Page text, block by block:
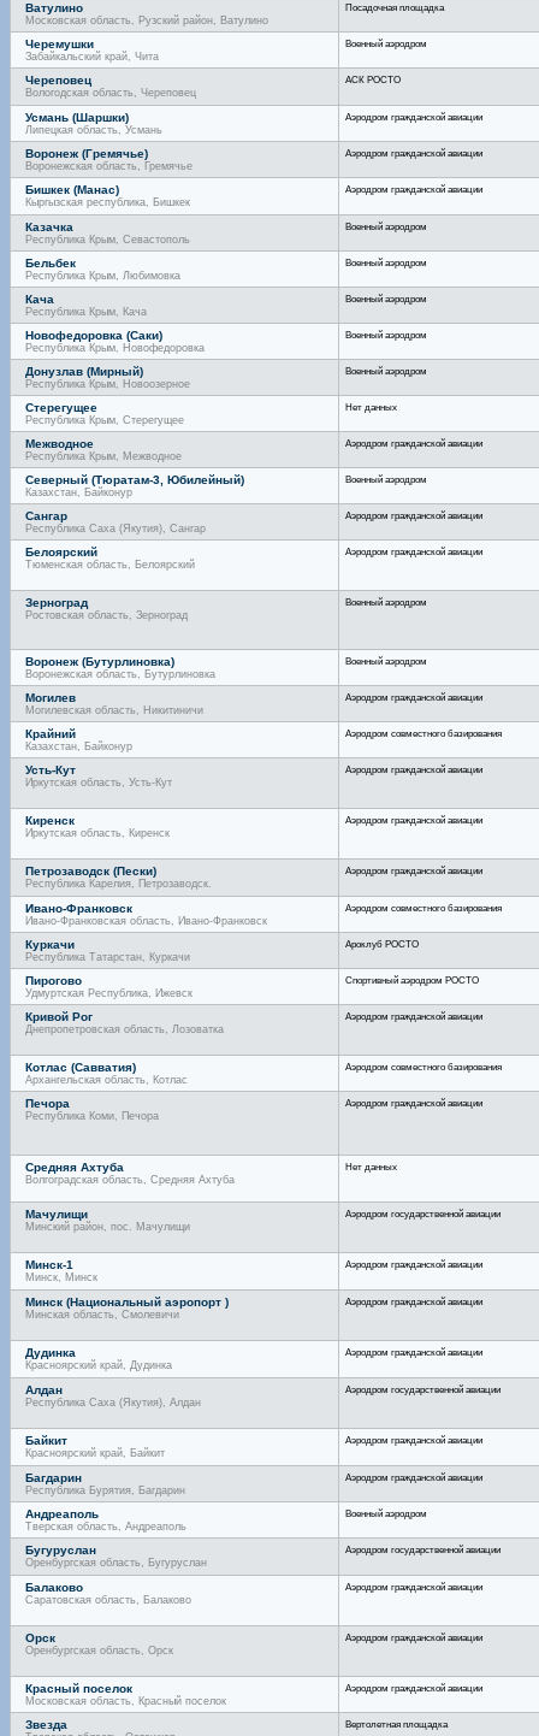
Ватулино
Московская область, Рузский район, Ватулино
Посадочная площадка
Черемушки
Забайкальский край, Чита
Военный аэродром
Череповец
Вологодская область, Череповец
АСК РОСТО
Усмань (Шаршки)
Липецкая область, Усмань
Аэродром гражданской авиации
Воронеж (Гремячье)
Воронежская область, Гремячье
Аэродром гражданской авиации
Бишкек (Манас)
Кыргызская республика, Бишкек
Аэродром гражданской авиации
Казачка
Республика Крым, Севастополь
Военный аэродром
Бельбек
Республика Крым, Любимовка
Военный аэродром
Кача
Республика Крым, Кача
Военный аэродром
Новофедоровка (Саки)
Республика Крым, Новофедоровка
Военный аэродром
Донузлав (Мирный)
Республика Крым, Новоозерное
Военный аэродром
Стерегущее
Республика Крым, Стерегущее
Нет данных
Межводное
Республика Крым, Межводное
Аэродром гражданской авиации
Северный (Тюратам-3, Юбилейный)
Казахстан, Байконур
Военный аэродром
Сангар
Республика Саха (Якутия), Сангар
Аэродром гражданской авиации
Белоярский
Тюменская область, Белоярский
Аэродром гражданской авиации
Зерноград
Ростовская область, Зерноград
Военный аэродром
Воронеж (Бутурлиновка)
Воронежская область, Бутурлиновка
Военный аэродром
Могилев
Могилевская область, Никитиничи
Аэродром гражданской авиации
Крайний
Казахстан, Байконур
Аэродром совместного базирования
Усть-Кут
Иркутская область, Усть-Кут
Аэродром гражданской авиации
Киренск
Иркутская область, Киренск
Аэродром гражданской авиации
Петрозаводск (Пески)
Республика Карелия, Петрозаводск.
Аэродром гражданской авиации
Ивано-Франковск
Ивано-Франковская область, Ивано-Франковск
Аэродром совместного базирования
Куркачи
Республика Татарстан, Куркачи
Ароклуб РОСТО
Пирогово
Удмуртская Республика, Ижевск
Спортивный аэродром РОСТО
Кривой Рог
Днепропетровская область, Лозоватка
Аэродром гражданской авиации
Котлас (Савватия)
Архангельская область, Котлас
Аэродром совместного базирования
Печора
Республика Коми, Печора
Аэродром гражданской авиации
Средняя Ахтуба
Волгоградская область, Средняя Ахтуба
Нет данных
Мачулищи
Минский район, пос. Мачулищи
Аэродром государственной авиации
Минск-1
Минск, Минск
Аэродром гражданской авиации
Минск (Национальный аэропорт )
Минская область, Смолевичи
Аэродром гражданской авиации
Дудинка
Красноярский край, Дудинка
Аэродром гражданской авиации
Алдан
Республика Саха (Якутия), Алдан
Аэродром государственной авиации
Байкит
Красноярский край, Байкит
Аэродром гражданской авиации
Багдарин
Республика Бурятия, Багдарин
Аэродром гражданской авиации
Андреаполь
Тверская область, Андреаполь
Военный аэродром
Бугуруслан
Оренбургская область, Бугуруслан
Аэродром государственной авиации
Балаково
Саратовская область, Балаково
Аэродром гражданской авиации
Орск
Оренбургская область, Орск
Аэродром гражданской авиации
Красный поселок
Московская область, Красный поселок
Аэродром гражданской авиации
Звезда Вертолетная площадка